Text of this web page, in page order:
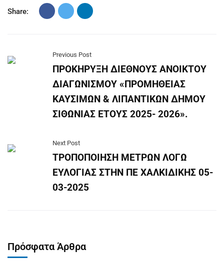
Share:
Previous Post
ΠΡΟΚΗΡΥΞΗ ΔΙΕΘΝΟΥΣ ΑΝΟΙΚΤΟΥ
ΔΙΑΓΩΝΙΣΜΟΥ «ΠΡΟΜΗΘΕΙΑΣ
ΚΑΥΣΙΜΩΝ & ΛΙΠΑΝΤΙΚΩΝ ΔΗΜΟΥ
ΣΙΘΩΝΙΑΣ ΕΤΟΥΣ 2025- 2026».
Next Post
ΤΡΟΠΟΠΟΙΗΣΗ ΜΕΤΡΩΝ ΛΟΓΩ
ΕΥΛΟΓΙΑΣ ΣΤΗΝ ΠΕ ΧΑΛΚΙΔΙΚΗΣ 05-
03-2025
Πρόσφατα Άρθρα